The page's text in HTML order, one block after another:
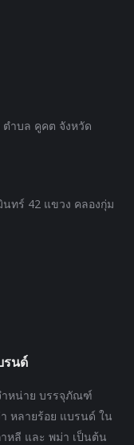
ตำบล คูคต จังหวัด
ทร์ 42 แขวง คลองกุ่ม
รนด์
ำหน่าย บรรจุภัณฑ์
หลายร้อย แบรนด์ ใน
าหลี และ พม่า เป็นต้น